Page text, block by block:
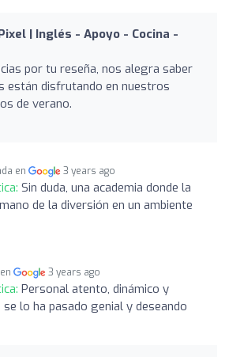
| Inglés - Apoyo - Cocina -
por tu reseña, nos alegra saber
están disfrutando en nuestros
de verano.
en 3 years ago
Sin duda, una academia donde la
de la diversión en un ambiente
3 years ago
Personal atento, dinámico y
se lo ha pasado genial y deseando